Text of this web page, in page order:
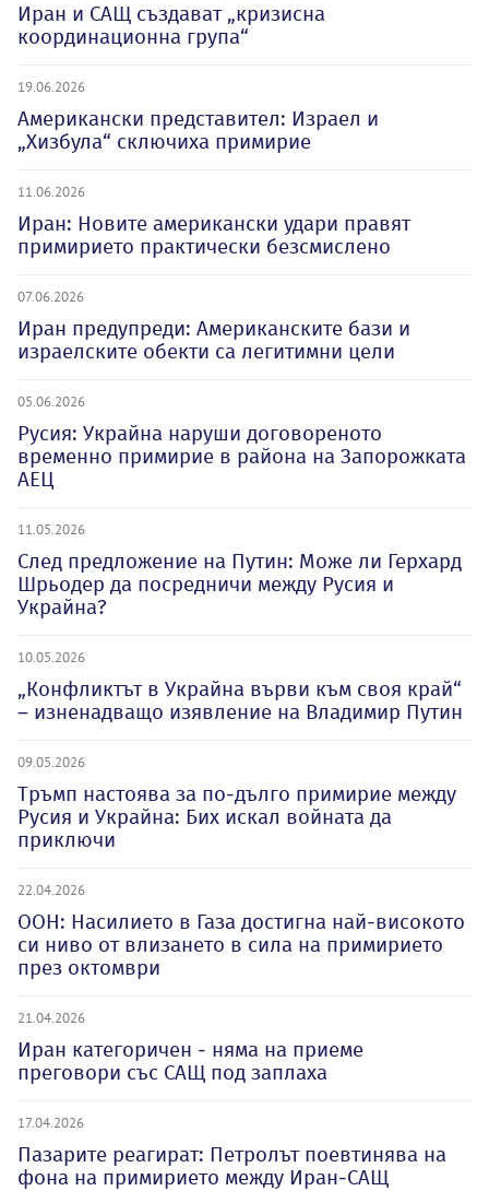
Иран и САЩ създават „кризисна
координационна група“
19.06.2026
Американски представител: Израел и
„Хизбула“ сключиха примирие
11.06.2026
Иран: Новите американски удари правят
примирието практически безсмислено
07.06.2026
Иран предупреди: Американските бази и
израелските обекти са легитимни цели
05.06.2026
Русия: Украйна наруши договореното
временно примирие в района на Запорожката
АЕЦ
11.05.2026
След предложение на Путин: Може ли Герхард
Шрьодер да посредничи между Русия и
Украйна?
10.05.2026
„Конфликтът в Украйна върви към своя край“
– изненадващо изявление на Владимир Путин
09.05.2026
Тръмп настоява за по-дълго примирие между
Русия и Украйна: Бих искал войната да
приключи
22.04.2026
ООН: Насилието в Газа достигна най-високото
си ниво от влизането в сила на примирието
през октомври
21.04.2026
Иран категоричен - няма на приеме
преговори със САЩ под заплаха
17.04.2026
Пазарите реагират: Петролът поевтинява на
фона на примирието между Иран-САЩ